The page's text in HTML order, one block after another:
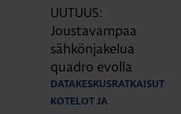
UUTUUS:
Joustavampaa
sähkönjakelua
quadro evolla
DATAKESKUSRATKAISUT
KOTELOT JA